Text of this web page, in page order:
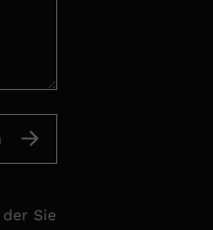
Sie